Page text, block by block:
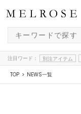
注目ワード： 別注アイテム
TOP NEWS一覧